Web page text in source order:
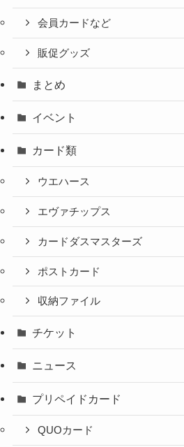
会員カードなど
販促グッズ
まとめ
イベント
カード類
ウエハース
エヴァチップス
カードダスマスターズ
ポストカード
収納ファイル
チケット
ニュース
プリペイドカード
QUOカード